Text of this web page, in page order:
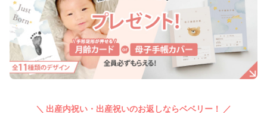
＼ 出産内祝い・出産祝いのお返しならベベリー！ ／